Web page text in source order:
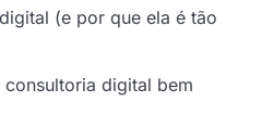
(e por que ela é tão
digital bem